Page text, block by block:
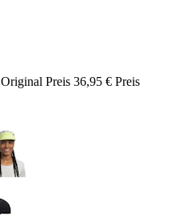
Original Preis 36,95 € Preis